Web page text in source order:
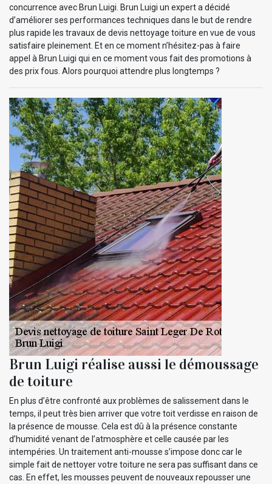
concurrence avec Brun Luigi. Brun Luigi un expert a décidé
d’améliorer ses performances techniques dans le but de rendre
plus rapide les travaux de devis nettoyage toiture en vue de vous
satisfaire pleinement. Et en ce moment n’hésitez-pas à faire
appel à Brun Luigi qui en ce moment vous fait des promotions à
des prix fous. Alors pourquoi attendre plus longtemps ?
Brun Luigi réalise aussi le démoussage
de toiture
En plus d’être confronté aux problèmes de salissement dans le
temps, il peut très bien arriver que votre toit verdisse en raison de
la présence de mousse. Cela est dû à la présence constante
d’humidité venant de l’atmosphère et celle causée par les
intempéries. Un traitement anti-mousse s’impose donc car le
simple fait de nettoyer votre toiture ne sera pas suffisant dans ce
cas. En effet, les mousses peuvent de nouveaux repousser une